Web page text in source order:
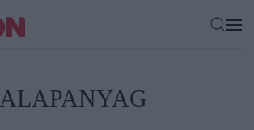
ALAPANYAG